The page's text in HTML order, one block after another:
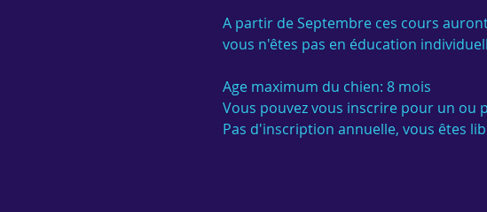
A partir de Septembre ces cours
vous n'êtes pas en éducation
Age maximum du chien: 8 mois